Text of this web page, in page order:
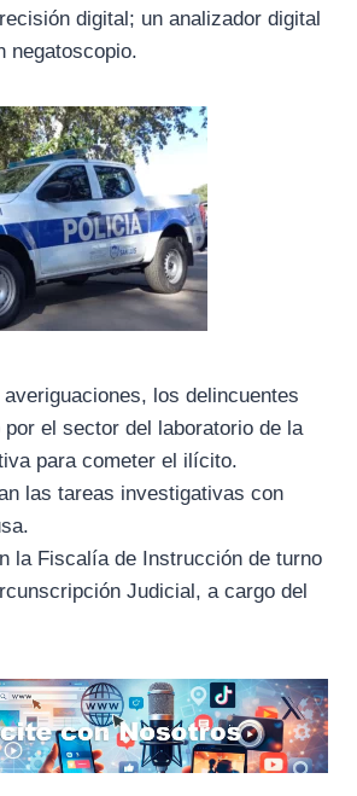
digital; un analizador digital
negatoscopio.
los delincuentes
por el sector del laboratorio de la
para cometer el ilícito.
las tareas investigativas con
la Fiscalía de Instrucción de turno
Judicial, a cargo del